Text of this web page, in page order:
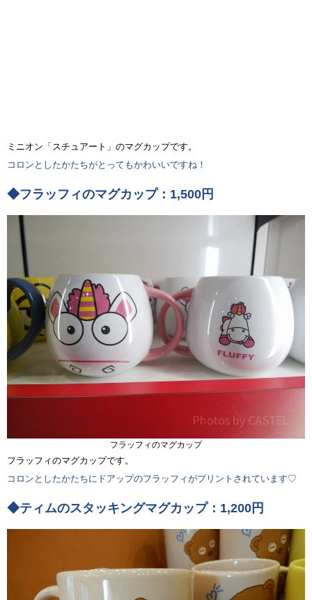
ミニオン「スチュアート」のマグカップです。
コロンとしたかたちがとってもかわいいですね！
◆フラッフィのマグカップ：1,500円
フラッフィのマグカップ
フラッフィのマグカップです。
コロンとしたかたちにドアップのフラッフィがプリントされています♡
◆ティムのスタッキングマグカップ：1,200円